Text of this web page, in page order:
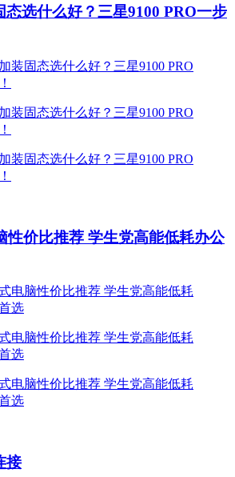
态选什么好？三星9100 PRO一步
性价比推荐 学生党高能低耗办公
接